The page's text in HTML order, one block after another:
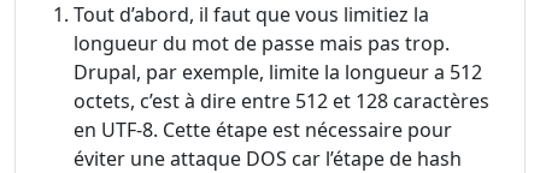
Tout d’abord, il faut que vous limitiez la
longueur du mot de passe mais pas trop.
Drupal, par exemple, limite la longueur a 512
octets, c’est à dire entre 512 et 128 caractères
en UTF-8. Cette étape est nécessaire pour
éviter une attaque DOS car l’étape de hash